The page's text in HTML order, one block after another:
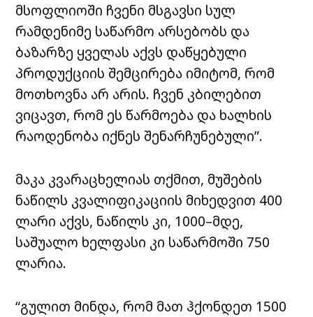
მსოფლიოში ჩვენი მსგავსი სულ
რამდენიმე საწარმო არსებობს და
ბაზარზე ყველას აქვს დაწყებული
პროდუქციის შემცირება იმიტომ, რომ
მოთხოვნა არ არის. ჩვენ კბილებით
ვიცავთ, რომ ეს წარმოება და ხალხის
რაოდენობა იქნეს შენარჩუნებული”.
მაკა კვარაცხელიას თქმით, მუშების
ნაწილს კვალიფიკაციის მიხედვით 400
ლარი აქვს, ნაწილს კი, 1000–მდე,
საშუალო ხელფასი კი საწარმოში 750
ლარია.
“გულით მინდა, რომ მათ ჰქონდეთ 1500